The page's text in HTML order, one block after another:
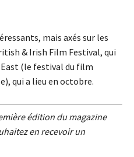
mais axés sur les
& Irish Film Festival, qui
(le festival du film
qui a lieu en octobre.
édition du magazine
en recevoir un